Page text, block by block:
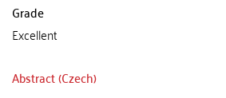
Grade
Excellent
Abstract (Czech)